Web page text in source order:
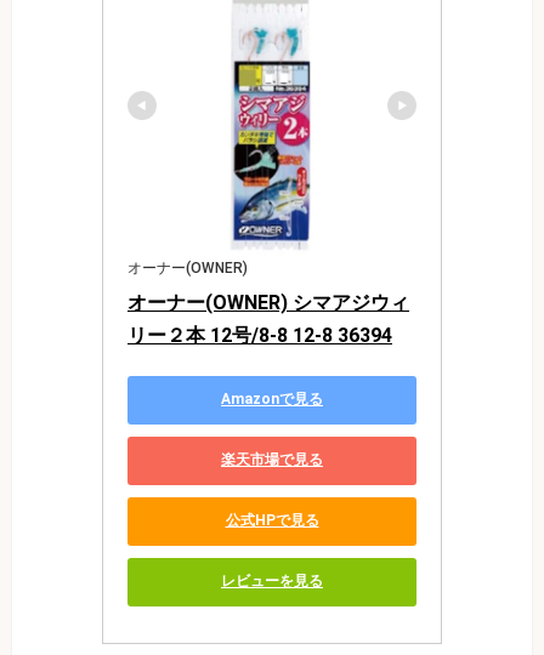
オーナー(OWNER)
オーナー(OWNER) シマアジウィ
リー２本 12号/8-8 12-8 36394
Amazonで見る
楽天市場で見る
公式HPで見る
レビューを見る